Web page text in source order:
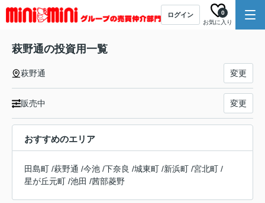
ログイン
お気に入り
0
萩野通の投資用一覧
萩野通 変更
販売中 変更
おすすめのエリア
田島町 /萩野通 /今池 /下奈良 /城東町 /新浜町 /宮北町 /
星が丘元町 /池田 /茜部菱野